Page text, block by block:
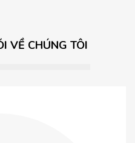
VỀ CHÚNG TÔI